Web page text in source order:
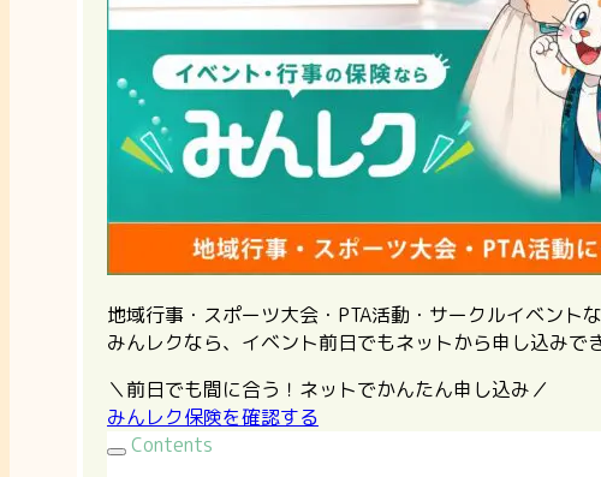
地域行事・スポーツ大会・PTA活動・サークルイベント
みんレクなら、イベント前日でもネットから申し込みで
＼前日でも間に合う！ネットでかんたん申し込み／
みんレク保険を確認する
Contents